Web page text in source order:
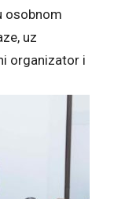
osobnom
uz
organizator i